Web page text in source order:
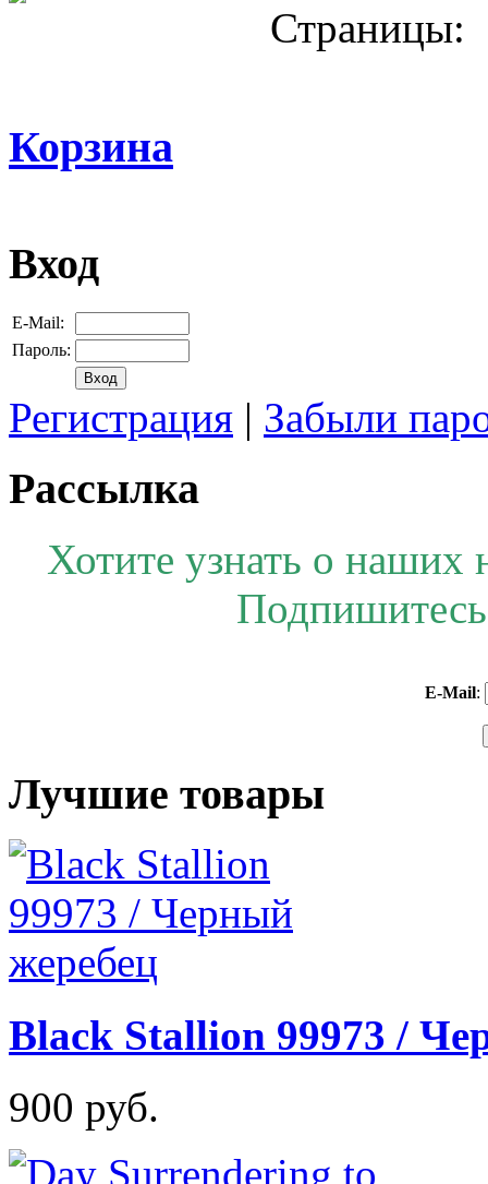
Страницы:
Корзина
Вход
E-Mail:
Пароль:
Регистрация | Забыли
Рассылка
Хотите узнать о наших
E-Mail:
Лучшие товары
Black Stallion 99973 /
900 руб.